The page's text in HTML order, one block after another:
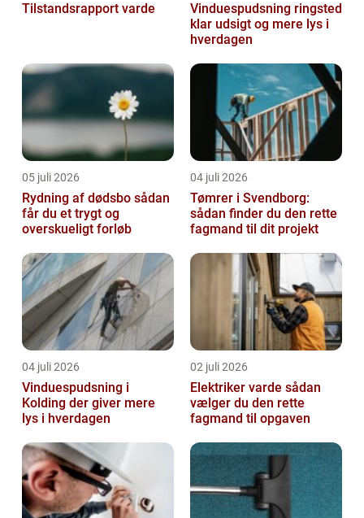
Tilstandsrapport varde
Vinduespudsning ringsted
klar udsigt og mere lys i
hverdagen
05 juli 2026
Rydning af dødsbo sådan
får du et trygt og
overskueligt forløb
04 juli 2026
Tømrer i Svendborg:
sådan finder du den rette
fagmand til dit projekt
04 juli 2026
Vinduespudsning i
Kolding der giver mere
lys i hverdagen
02 juli 2026
Elektriker varde sådan
vælger du den rette
fagmand til opgaven